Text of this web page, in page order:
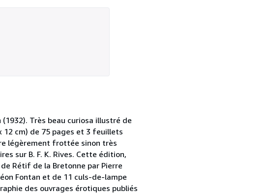
Très beau curiosa illustré de
12 cm) de 75 pages et 3 feuillets
légèrement frottée sinon très
sur B. F. K. Rives. Cette édition,
Rétif de la Bretonne par Pierre
Fontan et de 11 culs-de-lampe
des ouvrages érotiques publiés